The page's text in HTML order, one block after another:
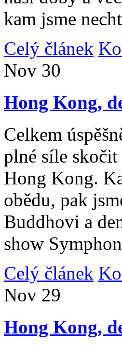
kam jsme
Celý článek
Nov 30
Hong Kong,
Celkem
plné síle
Hong Kong.
obědu, pak
Buddhovi a
show
Celý článek
Nov 29
Hong Kong,